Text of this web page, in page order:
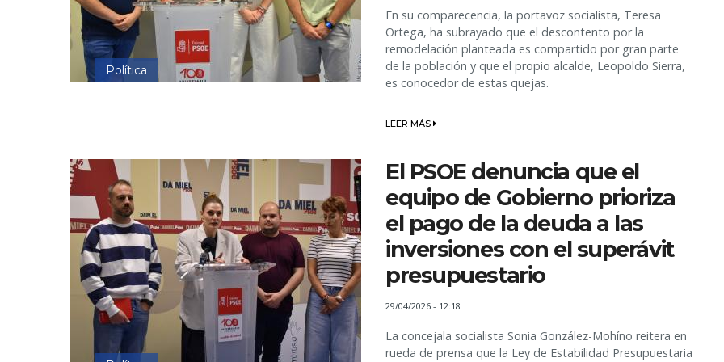
Política
En su comparecencia, la portavoz socialista, Teresa
Ortega, ha subrayado que el descontento por la
remodelación planteada es compartido por gran parte
de la población y que el propio alcalde, Leopoldo Sierra,
es conocedor de estas quejas.
LEER MÁS
El PSOE denuncia que el
equipo de Gobierno prioriza
el pago de la deuda a las
inversiones con el superávit
presupuestario
29/04/2026 - 12:18
La concejala socialista Sonia González-Mohíno reitera en
rueda de prensa que la Ley de Estabilidad Presupuestaria